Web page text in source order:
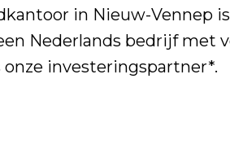
in Nieuw-Vennep
Nederlands bedrijf met
investeringspartner*.